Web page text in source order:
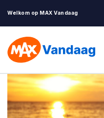
Welkom op MAX Vandaag